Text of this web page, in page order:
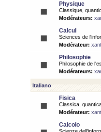
Physique
Classique,
Modérateurs:
Calcul
Sciences de
Modérateur:
Philosophie
Philosophie de
Modérateurs:
Italiano
Fisica
Classica,
Modérateur:
Calcolo